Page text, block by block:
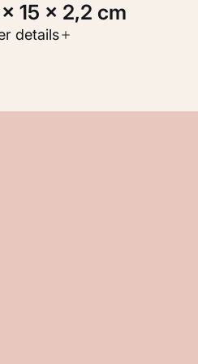
× 15 × 2,2 cm
werk
details